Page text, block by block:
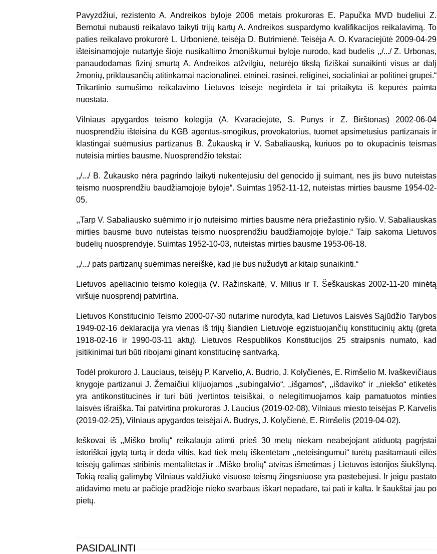
Pavyzdžiui, rezistento A. Andreikos byloje 2006 metais prokuroras E. Papučka MVD budeliui Z.
Bernotui nubausti reikalavo taikyti trijų kartų A. Andreikos suspardymo kvalifikacijos reikalavimą. To
paties reikalavo prokurorė L. Urbonienė, teisėja D. Butrimienė. Teisėja A. O. Kvaraciejūtė 2009-04-29
išteisinamojoje nutartyje šioje nusikaltimo žmoniškumui byloje nurodo, kad budelis ,,/.../ Z. Urbonas,
panaudodamas fizinį smurtą A. Andreikos atžvilgiu, neturėjo tikslą fiziškai sunaikinti visus ar dalį
žmonių, priklausančių atitinkamai nacionalinei, etninei, rasinei, religinei, socialiniai ar politinei grupei.“
Trikartinio sumušimo reikalavimo Lietuvos teisėje negirdėta ir tai pritaikyta iš kepurės paimta
nuostata.
Vilniaus apygardos teismo kolegija (A. Kvaraciejūtė, S. Punys ir Z. Birštonas) 2002-06-04
nuosprendžiu išteisina du KGB agentus-smogikus, provokatorius, tuomet apsimetusius partizanais ir
klastingai suėmusius partizanus B. Žukauską ir V. Sabaliauską, kuriuos po to okupacinis teismas
nuteisia mirties bausme. Nuosprendžio tekstai:
,,/.../ B. Žukausko nėra pagrindo laikyti nukentėjusiu dėl genocido jį suimant, nes jis buvo nuteistas
teismo nuosprendžiu baudžiamojoje byloje“. Suimtas 1952-11-12, nuteistas mirties bausme 1954-02-
05.
,,Tarp V. Sabaliausko suėmimo ir jo nuteisimo mirties bausme nėra priežastinio ryšio. V. Sabaliauskas
mirties bausme buvo nuteistas teismo nuosprendžiu baudžiamojoje byloje.“ Taip sakoma Lietuvos
budelių nuosprendyje. Suimtas 1952-10-03, nuteistas mirties bausme 1953-06-18.
,,/.../ pats partizanų suėmimas nereiškė, kad jie bus nužudyti ar kitaip sunaikinti.“
Lietuvos apeliacinio teismo kolegija (V. Ražinskaitė, V. Milius ir T. Šeškauskas 2002-11-20 minėtą
viršuje nuosprendį patvirtina.
Lietuvos Konstitucinio Teismo 2000-07-30 nutarime nurodyta, kad Lietuvos Laisvės Sąjūdžio Tarybos
1949-02-16 deklaracija yra vienas iš trijų šiandien Lietuvoje egzistuojančių konstitucinių aktų (greta
1918-02-16 ir 1990-03-11 aktų). Lietuvos Respublikos Konstitucijos 25 straipsnis numato, kad
įsitikinimai turi būti ribojami ginant konstitucinę santvarką.
Todėl prokuroro J. Lauciaus, teisėjų P. Karvelio, A. Budrio, J. Kolyčienės, E. Rimšelio M. Ivaškevičiaus
knygoje partizanui J. Žemaičiui klijuojamos ,,subingalvio“, ,,išgamos“, ,,išdaviko“ ir ,,niekšo“ etiketės
yra antikonstitucinės ir turi būti įvertintos teisiškai, o nelegitimuojamos kaip pamatuotos minties
laisvės išraiška. Tai patvirtina prokuroras J. Laucius (2019-02-08), Vilniaus miesto teisėjas P. Karvelis
(2019-02-25), Vilniaus apygardos teisėjai A. Budrys, J. Kolyčienė, E. Rimšelis (2019-04-02).
Ieškovai iš ,,Miško brolių“ reikalauja atimti prieš 30 metų niekam neabejojant atiduotą pagrįstai
istoriškai įgytą turtą ir deda viltis, kad tiek metų iškentėtam ,,neteisingumui“ turėtų pasitarnauti eilės
teisėjų galimas stribinis mentalitetas ir ,,Miško brolių“ atviras išmetimas į Lietuvos istorijos šiukšlyną.
Tokią realią galimybę Vilniaus valdžiukė visuose teismų žingsniuose yra pastebėjusi. Ir jeigu pastato
atidavimo metu ar pačioje pradžioje nieko svarbaus iškart nepadarė, tai pati ir kalta. Ir šaukštai jau po
pietų.
PASIDALINTI